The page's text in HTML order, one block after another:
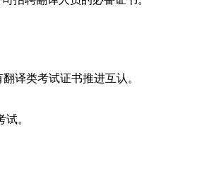
译类考试证书推进互认。
。